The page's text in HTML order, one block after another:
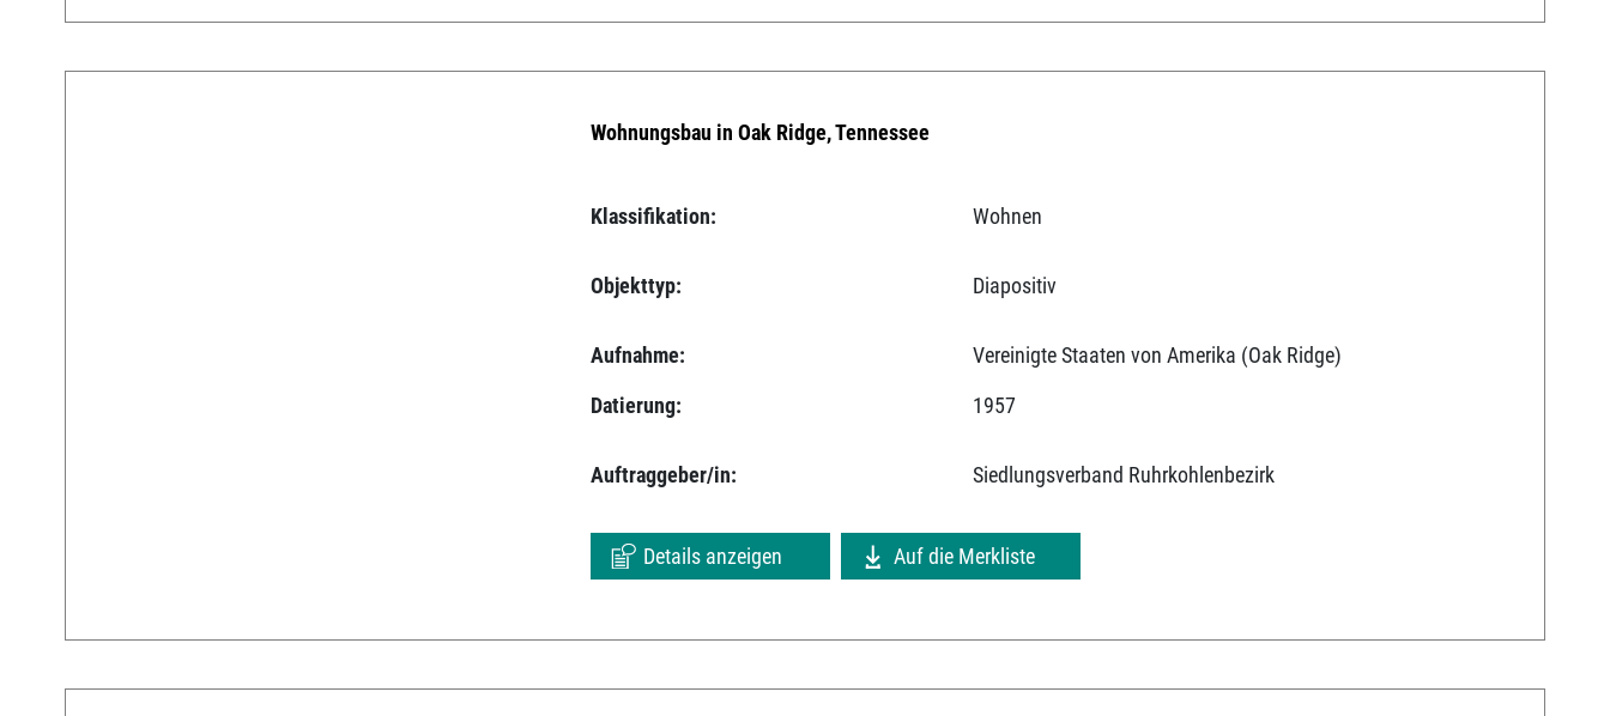
Wohnungsbau in Oak Ridge, Tennessee
Klassifikation: Wohnen
Objekttyp: Diapositiv
Aufnahme:
Vereinigte Staaten von Amerika (Oak Ridge)
Datierung:
1957
Auftraggeber/in: Siedlungsverband Ruhrkohlenbezirk
Details anzeigen Auf die Merkliste